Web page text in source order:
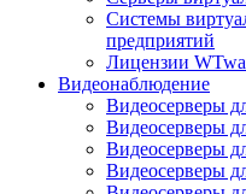
Системы
предприятий
Лицензии
Видеонаблюдение
Видеосерверы
Видеосерверы
Видеосерверы
Видеосерверы